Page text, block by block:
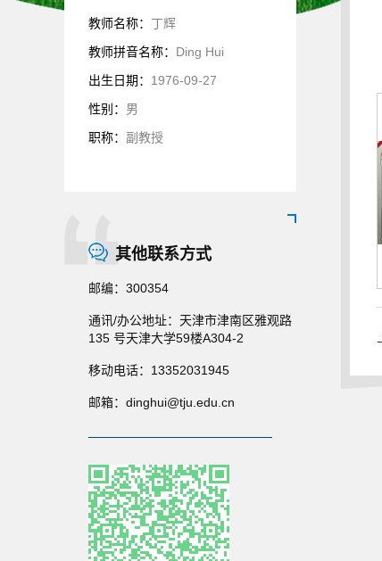
教师名称： 丁辉
教师拼音名称： Ding Hui
出生日期： 1976-09-27
性别： 男
职称： 副教授
其他联系方式
邮编： 300354
通讯/办公地址： 天津市津南区雅观路
135 号天津大学59楼A304-2
移动电话： 13352031945
邮箱： dinghui@tju.edu.cn